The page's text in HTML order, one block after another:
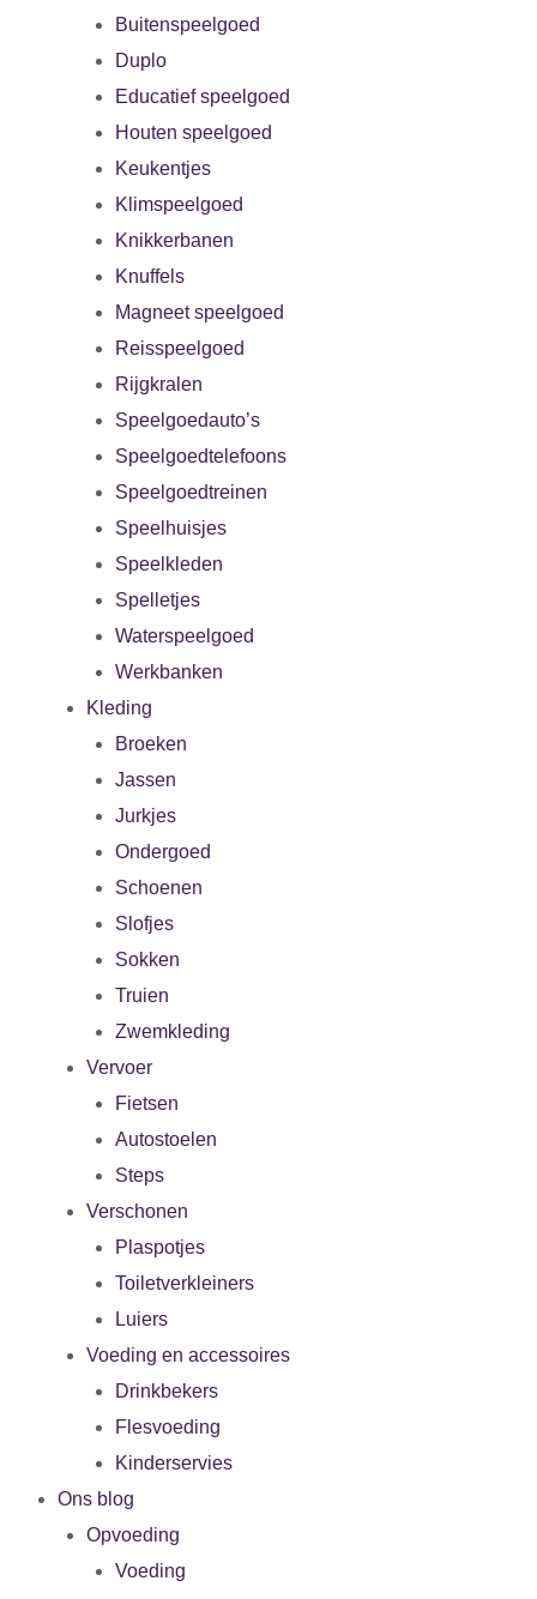
Buitenspeelgoed
Duplo
Educatief speelgoed
Houten speelgoed
Keukentjes
Klimspeelgoed
Knikkerbanen
Knuffels
Magneet speelgoed
Reisspeelgoed
Rijgkralen
Speelgoedauto’s
Speelgoedtelefoons
Speelgoedtreinen
Speelhuisjes
Speelkleden
Spelletjes
Waterspeelgoed
Werkbanken
Kleding
Broeken
Jassen
Jurkjes
Ondergoed
Schoenen
Slofjes
Sokken
Truien
Zwemkleding
Vervoer
Fietsen
Autostoelen
Steps
Verschonen
Plaspotjes
Toiletverkleiners
Luiers
Voeding en accessoires
Drinkbekers
Flesvoeding
Kinderservies
Ons blog
Opvoeding
Voeding